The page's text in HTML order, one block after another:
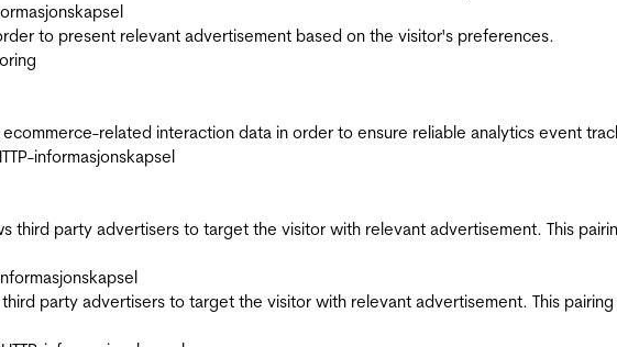
to present relevant advertisement based on the visitor's preferences.
related interaction data in order to ensure reliable analytics event
informasjonskapsel
third party advertisers to target the visitor with relevant advertisement. This
party advertisers to target the visitor with relevant advertisement. This